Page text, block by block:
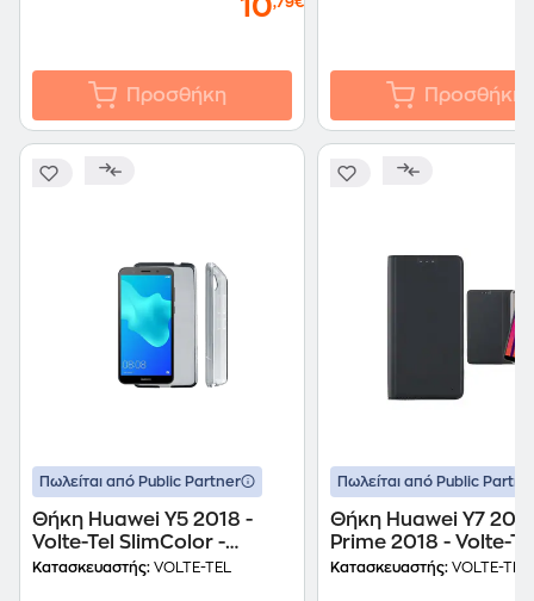
10
Προσθήκη Προσθήκη
Πωλείται από Public Partner
Θήκη Huawei Y5 2018 -
Volte-Tel SlimColor -
Διάφανο Γκρι
Κατασκευαστής: VOLTE-TEL
Πωλείται από Public
Θήκη Huawei Y7
Prime 2018 - Volte-
Magnet Book Stand
Κατασκευαστής: VOLTE-TEL